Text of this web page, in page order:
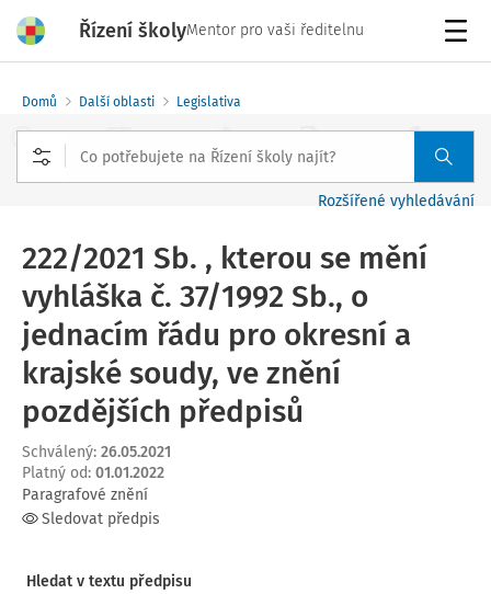
Řízení školyMentor pro vaši ředitelnu
Domů Další oblasti Legislativa
Rozšířené vyhledávání
222/2021 Sb. , kterou se mění
vyhláška č. 37/1992 Sb., o
jednacím řádu pro okresní a
krajské soudy, ve znění
pozdějších předpisů
Schválený: 26.05.2021
Platný od: 01.01.2022
Paragrafové znění
Sledovat předpis
Hledat v textu předpisu